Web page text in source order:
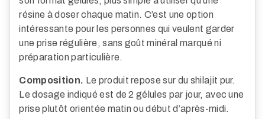
résine à doser chaque matin. C’est une option
intéressante pour les personnes qui veulent garder
une prise régulière, sans goût minéral marqué ni
préparation particulière.
Composition. Le produit repose sur du shilajit pur.
Le dosage indiqué est de 2 gélules par jour, avec une
prise plutôt orientée matin ou début d’après-midi.